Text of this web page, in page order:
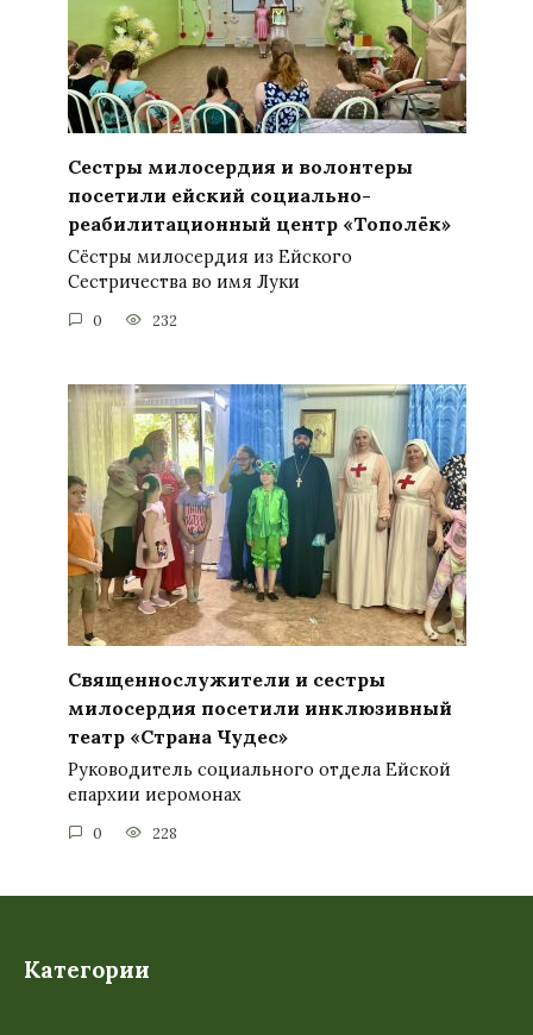
Сестры милосердия и волонтеры
посетили ейский социально-
реабилитационный центр «Тополёк»
Сёстры милосердия из Ейского
Сестричества во имя Луки
0 232
Священнослужители и сестры
милосердия посетили инклюзивный
театр «Страна Чудес»
Руководитель социального отдела Ейской
епархии иеромонах
0 228
Категории